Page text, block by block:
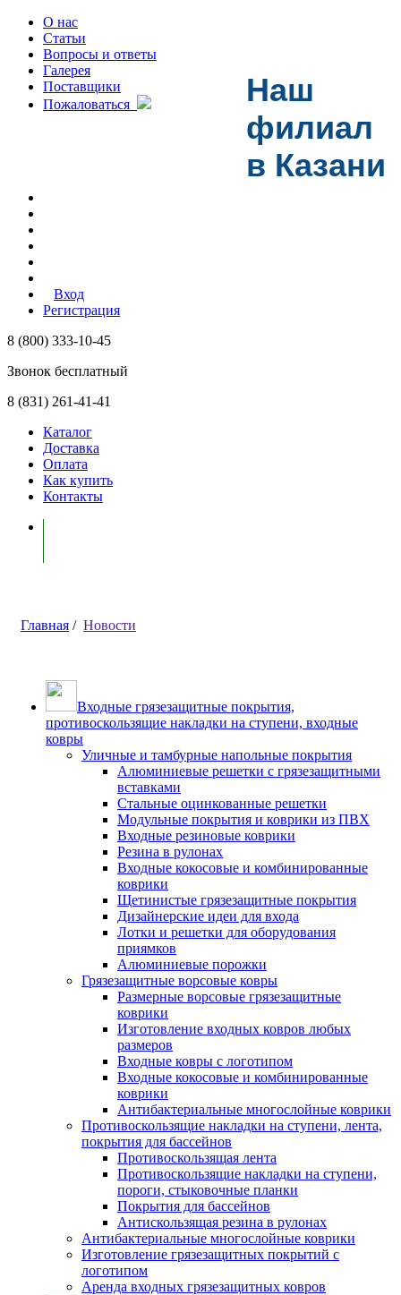
О нас
Статьи
Вопросы и ответы
Галерея
Поставщики
Пожаловаться
Вход
Регистрация
8 (800) 333-10-45
Звонок бесплатный
8 (831) 261-41-41
Каталог
Доставка
Оплата
Как купить
Контакты
Главная / Новости
Наш
филиал
в Казани
Входные грязезащитные покрытия,
противоскользящие накладки на ступени, входные
ковры
Уличные и тамбурные напольные покрытия
Алюминиевые решетки с грязезащитными
вставками
Стальные оцинкованные решетки
Модульные покрытия и коврики из ПВХ
Входные резиновые коврики
Резина в рулонах
Входные кокосовые и комбинированные
коврики
Щетинистые грязезащитные покрытия
Дизайнерские идеи для входа
Лотки и решетки для оборудования
приямков
Алюминиевые порожки
Грязезащитные ворсовые ковры
Размерные ворсовые грязезащитные
коврики
Изготовление входных ковров любых
размеров
Входные ковры с логотипом
Входные кокосовые и комбинированные
коврики
Антибактериальные многослойные коврики
Противоскользящие накладки на ступени, лента,
покрытия для бассейнов
Противоскользящая лента
Противоскользящие накладки на ступени,
пороги, стыковочные планки
Покрытия для бассейнов
Антискользящая резина в рулонах
Антибактериальные многослойные коврики
Изготовление грязезащитных покрытий с
логотипом
Аренда входных грязезащитных ковров